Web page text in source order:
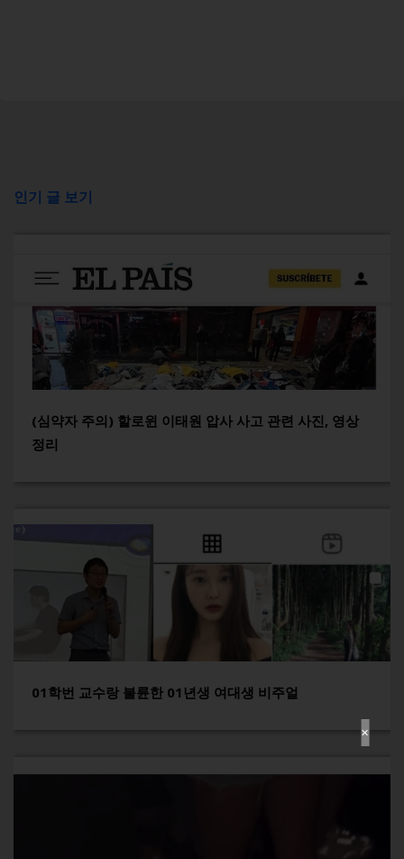
✕
인기 글 보기
(심약자 주의) 할로윈 이태원 압사 사고 관련 사진, 영상
정리
01학번 교수랑 불륜한 01년생 여대생 비주얼